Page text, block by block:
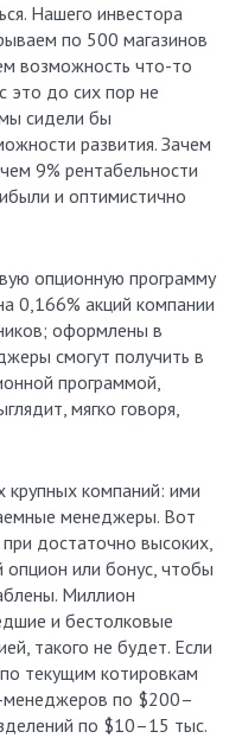
Нашего инвестора
по 500 магазинов
возможность что-то
это до сих пор не
сидели бы
развития. Зачем
9% рентабельности
и оптимистично
опционную программу
0,166% акций компании
оформлены в
смогут получить в
программой,
мягко говоря,
компаний: ими
менеджеры. Вот
достаточно высоких,
опцион или бонус, чтобы
Миллион
и бестолковые
такого не будет. Если
текущим котировкам
менеджеров по $200–
по $10–15 тыс.